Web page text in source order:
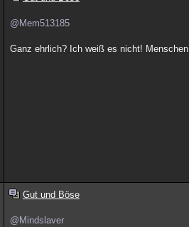
@Mem513185
Ganz ehrlich? Ich weiß es nicht!
Gut und Böse
@Mindslaver